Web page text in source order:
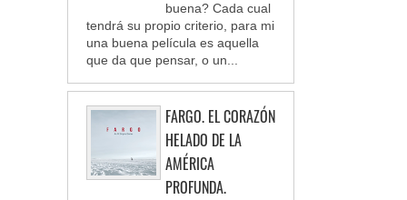
buena? Cada cual
tendrá su propio criterio, para mi
una buena película es aquella
que da que pensar, o un...
FARGO. EL CORAZÓN
HELADO DE LA
AMÉRICA
PROFUNDA.